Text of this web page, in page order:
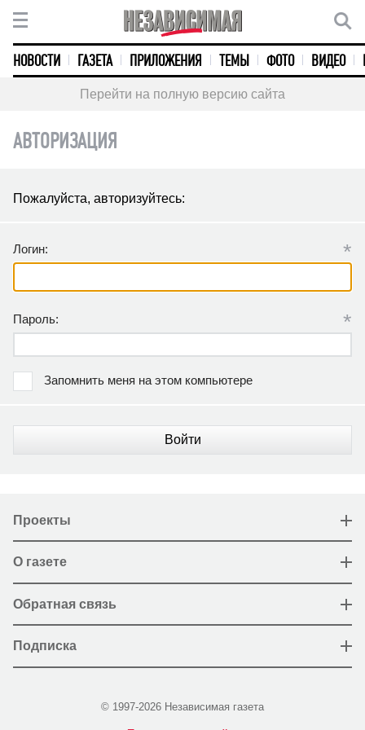
НОВОСТИ ГАЗЕТА ПРИЛОЖЕНИЯ ТЕМЫ ФОТО ВИДЕО
Перейти на полную версию сайта
АВТОРИЗАЦИЯ
Пожалуйста, авторизуйтесь:
Логин: *
Пароль: *
Запомнить меня на этом компьютере
Войти
Проекты
О газете
Обратная связь
Подписка
© 1997-2026 Независимая газета